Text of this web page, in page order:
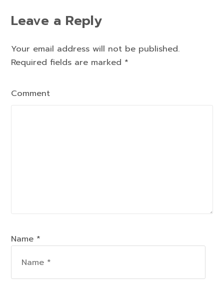
Leave a Reply
Your email address will not be published.
Required fields are marked *
Comment
Name *